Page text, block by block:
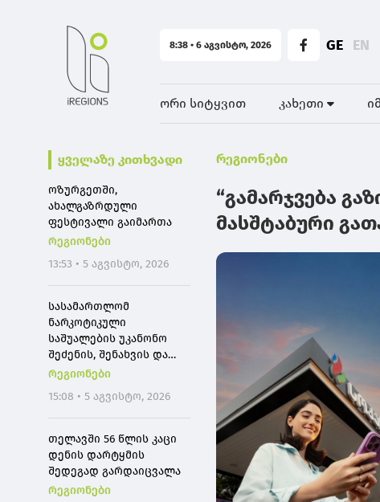
8:38 • 6 აგვისტო, 2026 GE EN
ორი სიტყვით კახეთი
ყველაზე კითხვადი
ოზურგეთში,
ახალგაზრდული
ფესტივალი გაიმართა
რეგიონები
13:53 • 5 აგვისტო, 2026
სასამართლომ
ნარკოტიკული
საშუალების უკანონო
შეძენის, შენახვის და
რეალიზაციის ფაქტებზე
პატიმრობა მიუსაჯა
რეგიონები
15:08 • 5 აგვისტო, 2026
თელავში 56 წლის კაცი
დენის დარტყმის
შედეგად გარდაიცვალა
რეგიონები
რეგიონები
“გამარჯვება
მასშტაბური